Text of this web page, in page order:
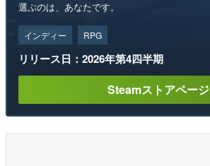
選ぶのは、あなたです。
インディー RPG
リリース日：2026年第4四半期
Steamストアページ